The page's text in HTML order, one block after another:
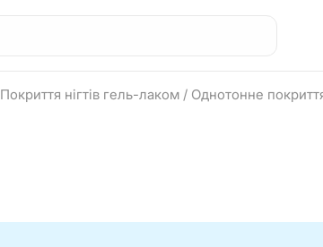
Покриття нігтів гель-лаком / Однотонне